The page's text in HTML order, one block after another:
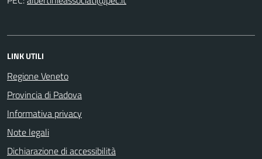
LINK UTILI
Regione Veneto
Provincia di Padova
Informativa privacy
Note legali
Dichiarazione di accessibilità